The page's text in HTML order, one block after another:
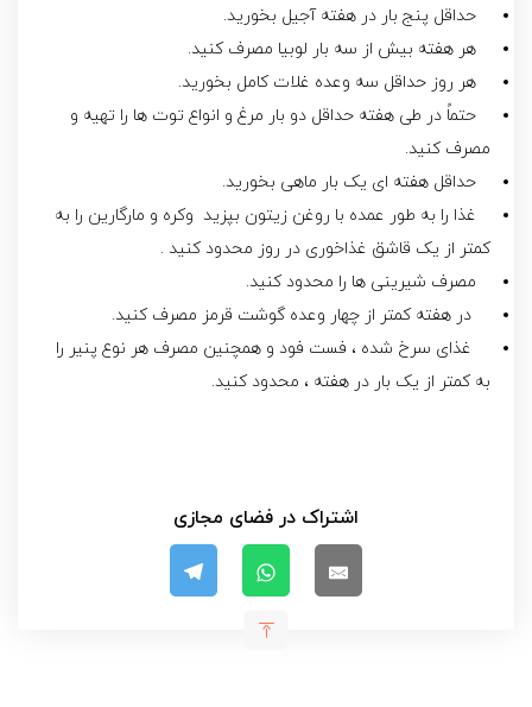
حداقل پنج بار در هفته آجیل بخورید.
هر هفته بیش از سه بار لوبیا مصرف کنید.
هر روز حداقل سه وعده غلات کامل بخورید.
حتماً در طی هفته حداقل دو بار مرغ و انواع توت ها را تهیه و
مصرف کنید.
حداقل هفته ای یک بار ماهی بخورید.
غذا را به طور عمده با روغن زیتون بپزید وکره و مارگارین را به
کمتر از یک قاشق غذاخوری در روز محدود کنید .
مصرف شیرینی ها را محدود کنید.
در هفته کمتر از چهار وعده گوشت قرمز مصرف کنید.
غذای سرخ شده ، فست فود و همچنین مصرف هر نوع پنیر را
به کمتر از یک بار در هفته ، محدود کنید.
اشتراک در فضای مجازی